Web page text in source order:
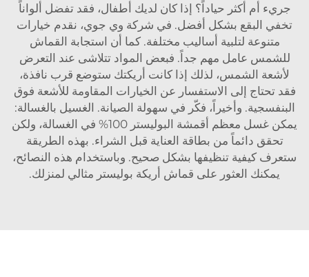
جريء أم أكثر حياداً؟ إذا كان لديك أطفال، فقد تفضل ألواناً
تخفي البقع بشكل أفضل. في شركة وي جوي، نقدم خيارات
متنوعة لتلبية أساليب مختلفة. كما أن استجابة القماش
للشمس عامل مهم جداً. فبعض المواد تتلاشى عند التعرض
لأشعة الشمس، لذلك إذا كانت أريكتك ستوضع قرب نافذة،
فقد تحتاج إلى الاستفسار عن الخيارات المقاومة للأشعة فوق
البنفسجية. وأخيراً، فكّر في سهولة الصيانة. الغسيل بالغسالة:
يمكن غسل معظم أقمشة البوليستر 100% في الغسالة، ولكن
تحقق دائماً من بطاقة العناية قبل الشراء. بهذه الطريقة
ستعرف كيفية تنظيفها بشكل صحيح. وباستخدام هذه النصائح،
يمكنك العثور على قماش أريكة بوليستر مثالي لمنزلك.